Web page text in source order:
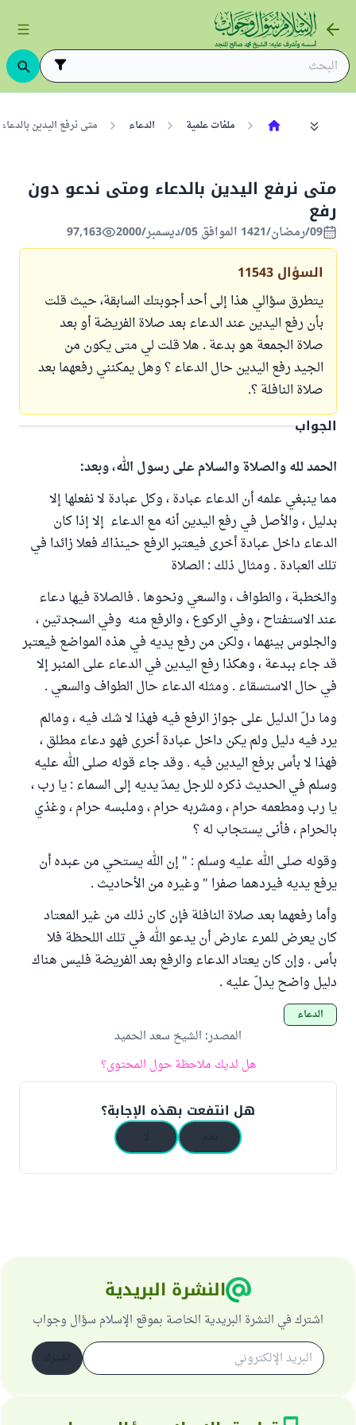
ملفات علمية الدعاء متى نرفع اليدين
متى نرفع اليدين بالدعاء ومتى ندعو دون
رفع
09/رمضان/1421 الموافق 05/ديسمبر/2000 97,163
السؤال 11543
يتطرق سؤالي هذا إلى أحد أجوبتك السابقة، حيث قلت
بأن رفع اليدين عند الدعاء بعد صلاة الفريضة أو بعد
صلاة الجمعة هو بدعة . هلا قلت لي متى يكون من
الجيد رفع اليدين حال الدعاء ؟ وهل يمكنني رفعهما بعد
صلاة النافلة ؟.
الجواب
الحمد لله والصلاة والسلام على رسول الله، وبعد:
مما ينبغي علمه أن الدعاء عبادة ، وكل عبادة لا نفعلها إلا
بدليل ، والأصل في رفع اليدين أنه مع الدعاء إلا إذا كان
الدعاء داخل عبادة أخرى فيعتبر الرفع حينذاك فعلا زائدا في
تلك العبادة . ومثال ذلك : الصلاة
والخطبة ، والطواف ، والسعي ونحوها . فالصلاة فيها دعاء
عند الاستفتاح ، وفي الركوع ، والرفع منه وفي السجدتين ،
والجلوس بينهما ، ولكن من رفع يديه في هذه المواضع فيعتبر
قد جاء ببدعة ، وهكذا رفع اليدين في الدعاء على المنبر إلا
في حال الاستسقاء . ومثله الدعاء حال الطواف والسعي .
وما دلّ الدليل على جواز الرفع فيه فهذا لا شك فيه ، ومالم
يرد فيه دليل ولم يكن داخل عبادة أخرى فهو دعاء مطلق ،
فهذا لا بأس برفع اليدين فيه . وقد جاء قوله صلى الله عليه
وسلم في الحديث ذكره للرجل يمدّ يديه إلى السماء : يا رب ،
يا رب ومطعمه حرام ، ومشربه حرام ، وملبسه حرام ، وغذي
بالحرام ، فأنى يستجاب له ؟
وقوله صلى الله عليه وسلم : " إن الله يستحي من عبده أن
يرفع يديه فيردهما صفرا " وغيره من الأحاديث .
وأما رفعهما بعد صلاة النافلة فإن كان ذلك من غير المعتاد
كان يعرض للمرء عارض أن يدعو الله في تلك اللحظة فلا
بأس . وإن كان يعتاد الدعاء والرفع بعد الفريضة فليس هناك
دليل واضح يدلّ عليه .
الدعاء
المصدر: الشيخ سعد الحميد
هل لديك ملاحظة حول المحتوى؟
هل انتفعت بهذه الإجابة؟
النشرة البريدية
اشترك في النشرة البريدية الخاصة بموقع الإسلام سؤال وجواب